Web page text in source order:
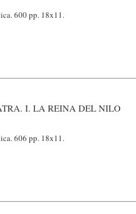
600 pp. 18x11.
I. LA REINA DEL NILO
606 pp. 18x11.